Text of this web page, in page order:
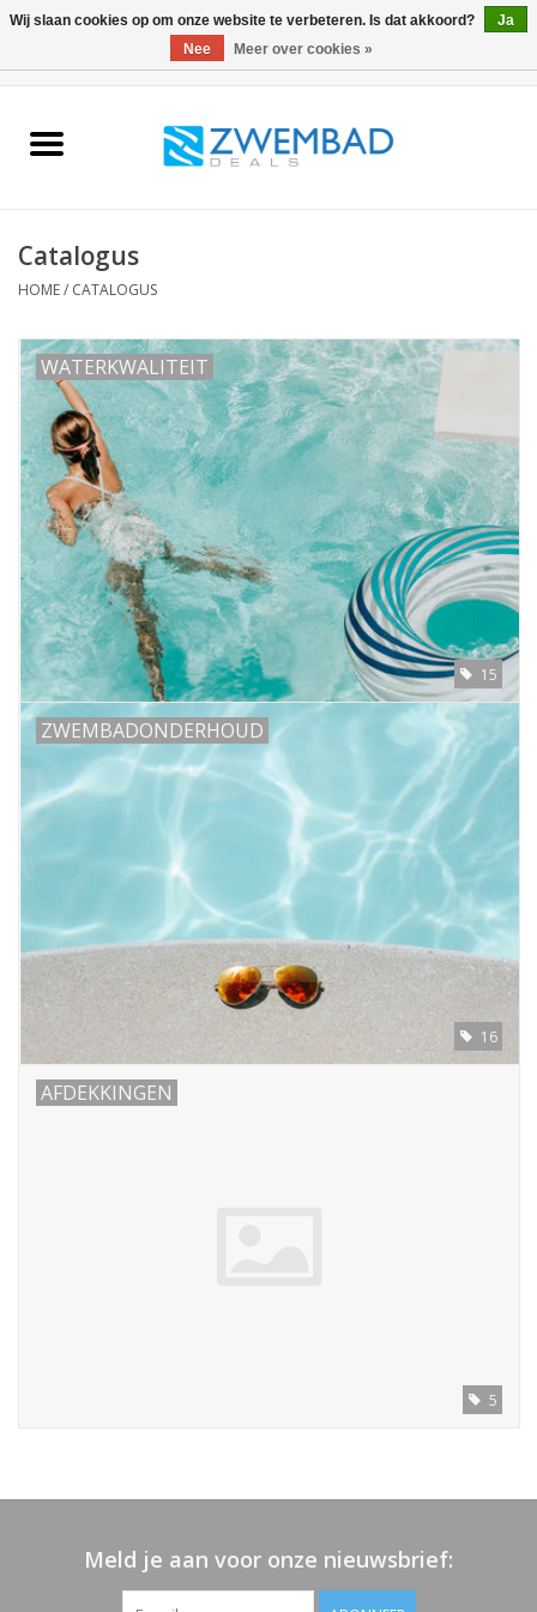
Zwembadonderhoud
Catalogus
HOME/ CATALOGUS
WATERKWALITEIT
15
ZWEMBADONDERHOUD
16
AFDEKKINGEN
5
Meld je aan voor onze nieuwsbrief:
Wij slaan cookies op om onze website te verbeteren. Is dat akkoord?
Ja
Nee
Meer over cookies »